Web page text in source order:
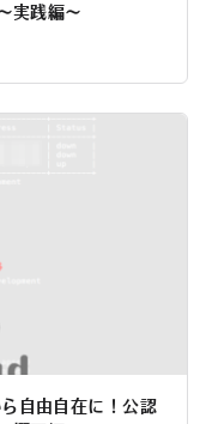
実践編〜
自由自在に！公認